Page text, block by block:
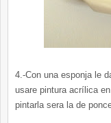
4.-Con una esponja le
usare pintura acrílica
pintarla sera la de